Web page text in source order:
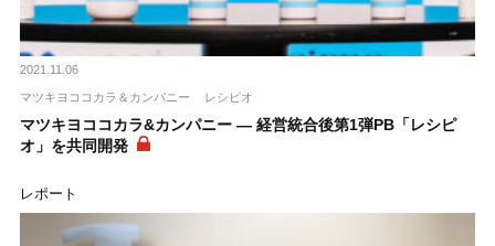
2021.11.06
マツキヨココカラ＆カンパニー レシピオ
マツキヨココカラ&カンパニー ― 経営統合後第1弾PB「レシピ
オ」を共同開発
レポート